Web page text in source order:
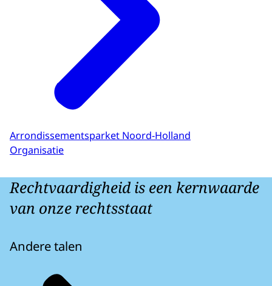
Arrondissementsparket Noord-Holland
Organisatie
Rechtvaardigheid is een kernwaarde
van onze rechtsstaat
Andere talen